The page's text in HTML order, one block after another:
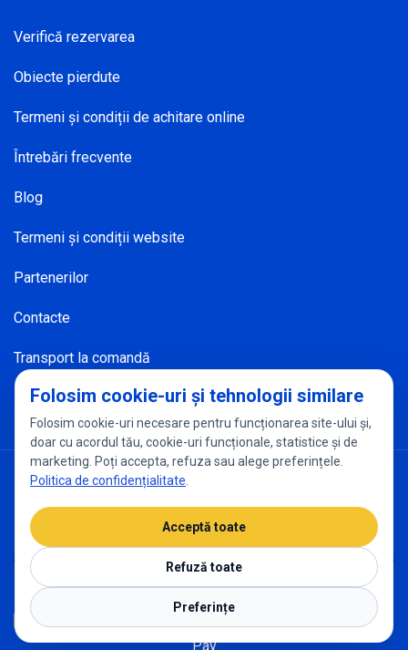
Verifică rezervarea
Obiecte pierdute
Termeni și condiții de achitare online
Întrebări frecvente
Blog
Termeni și condiții website
Partenerilor
Contacte
Transport la comandă
Politica de confidențialitate Setări cookies
2026 ALVERSTUR
Folosim cookie-uri și tehnologii similare
Folosim cookie-uri necesare pentru funcționarea site-ului și,
doar cu acordul tău, cookie-uri funcționale, statistice și de
marketing. Poți accepta, refuza sau alege preferințele.
Politica de confidențialitate
Acceptă toate
Refuză toate
Preferințe